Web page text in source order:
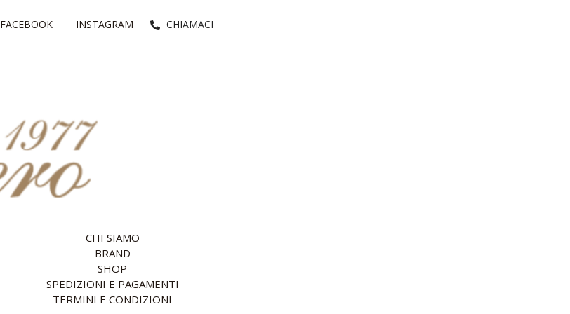
FACEBOOK INSTAGRAM CHIAMACI
CHI SIAMO
BRAND
SHOP
SPEDIZIONI E PAGAMENTI
TERMINI E CONDIZIONI